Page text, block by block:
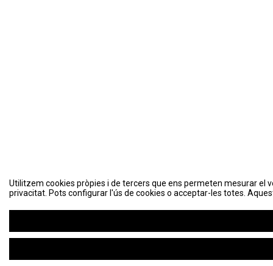
Utilitzem cookies pròpies i de tercers que ens permeten mesurar el
privacitat. Pots configurar l'ús de cookies o acceptar-les totes.
Utilitzem cookies pròpies i de tercers que ens permeten mesurar el
privacitat. Pots configurar l'ús de cookies o acceptar-les totes.